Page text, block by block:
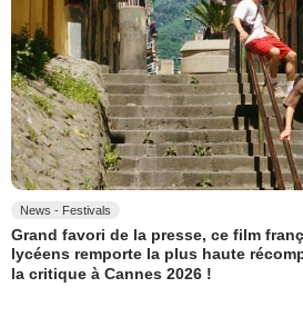
News - Festivals
Grand favori de la presse, ce film
lycéens remporte la plus haute
la critique à Cannes 2026 !